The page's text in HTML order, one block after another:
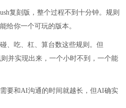
复刻版，整个过程不到十分钟。规则
给你一个可玩的版本。
、吃、杠、算台数这些规则。但
则并实现出来，一个小时不到，一个能
要和AI沟通的时间就越长，但AI确实